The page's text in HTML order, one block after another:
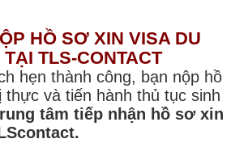
HỒ SƠ XIN VISA DU
TLS-CONTACT
hẹn thành công, bạn nộp hồ
thực và tiến hành thủ tục sinh
tâm tiếp nhận hồ sơ xin